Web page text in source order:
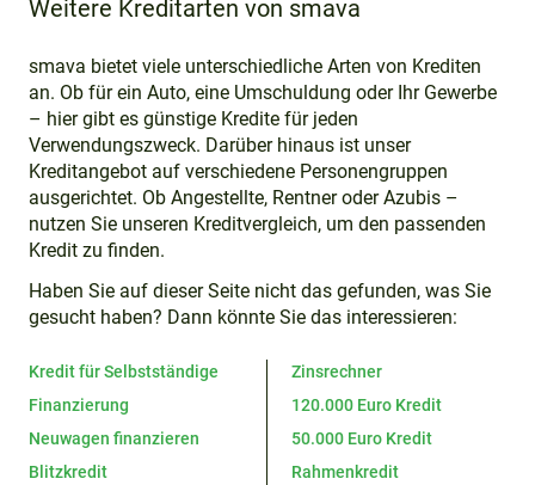
Weitere Kreditarten von smava
smava bietet viele unterschiedliche Arten von Krediten
an. Ob für ein Auto, eine Umschuldung oder Ihr Gewerbe
– hier gibt es günstige Kredite für jeden
Verwendungszweck. Darüber hinaus ist unser
Kreditangebot auf verschiedene Personengruppen
ausgerichtet. Ob Angestellte, Rentner oder Azubis –
nutzen Sie unseren Kreditvergleich, um den passenden
Kredit zu finden.
Haben Sie auf dieser Seite nicht das gefunden, was Sie
gesucht haben? Dann könnte Sie das interessieren:
Kredit für Selbstständige
Zinsrechner
Finanzierung
120.000 Euro Kredit
Neuwagen finanzieren
50.000 Euro Kredit
Blitzkredit
Rahmenkredit